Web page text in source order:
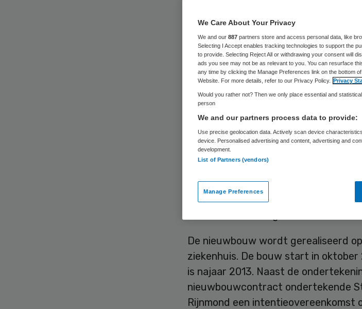
IJsselland
ondertekent
Skipr Redactie 12 september
Imtech Building Services hebben
bouw van een nieuwe
De nieuwbouw wordt gerealiseerd
ziekenhuis. De bouw start in oktober
is najaar 2013. Naast de
nieuwbouwcontract ondertekende
Rijnmond een intentieovereenkomst
We Care About Your Privacy
We and our 887 partners store and access personal data, like
Selecting I Accept enables tracking technologies to support the
to provide. Selecting Reject All or withdrawing your consent will
ads you see may not be as relevant to you. You can resurface
any time by clicking the Manage Preferences link on the bottom
Website. For more details, refer to our Privacy Policy. Privacy
Would you rather not? Then we only place essential and
person
We and our partners process data to provide:
Use precise geolocation data. Actively scan device
device. Personalised advertising and content, advertising and
development.
List of Partners (vendors)
Manage Preferences